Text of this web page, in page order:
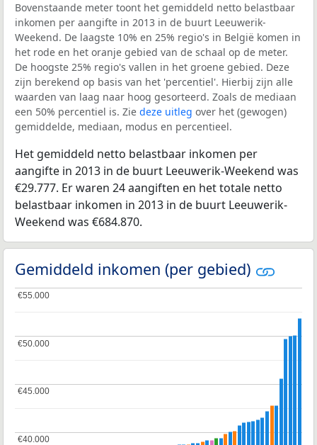
Bovenstaande meter toont het gemiddeld netto belastbaar
inkomen per aangifte in 2013 in de buurt Leeuwerik-
Weekend. De laagste 10% en 25% regio's in België komen in
het rode en het oranje gebied van de schaal op de meter.
De hoogste 25% regio's vallen in het groene gebied. Deze
zijn berekend op basis van het 'percentiel'. Hierbij zijn alle
waarden van laag naar hoog gesorteerd. Zoals de mediaan
een 50% percentiel is. Zie deze uitleg over het (gewogen)
gemiddelde, mediaan, modus en percentieel.
Het gemiddeld netto belastbaar inkomen per
aangifte in 2013 in de buurt Leeuwerik-Weekend was
€29.777. Er waren 24 aangiften en het totale netto
belastbaar inkomen in 2013 in de buurt Leeuwerik-
Weekend was €684.870.
Gemiddeld inkomen (per gebied)
€40.000
€40.000
€45.000
€45.000
€50.000
€50.000
€55.000
€55.000